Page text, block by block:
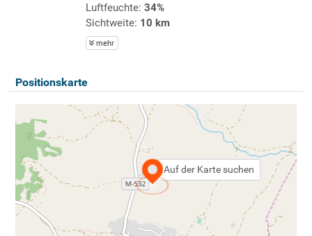
Luftfeuchte: 34%
Sichtweite: 10 km
mehr
Positionskarte
Auf der Karte suchen